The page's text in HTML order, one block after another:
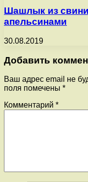
Шашлык из
апельсинами
30.08.2019
Добавить
Ваш адрес email не
поля помечены *
Комментарий *